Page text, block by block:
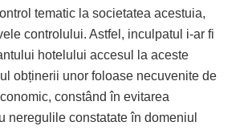
tematic la societatea acestuia,
controlului. Astfel, inculpatul i-ar fi
hotelului accesul la aceste
obținerii unor foloase necuvenite de
constând în evitarea
neregulile constatate în domeniul